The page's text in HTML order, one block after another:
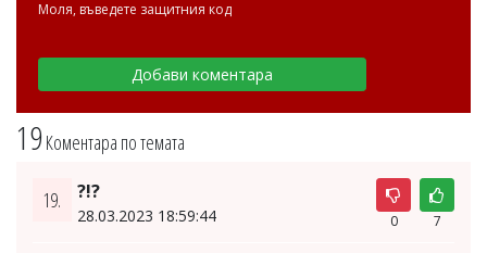
19Коментара по темата
19. ?!?
28.03.2023 18:59:44 0 7
Моля, въведете защитния код